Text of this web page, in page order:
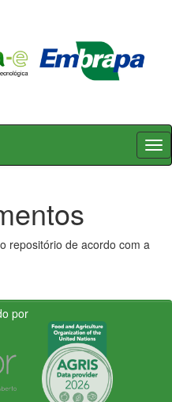
repositório de acordo com a
por